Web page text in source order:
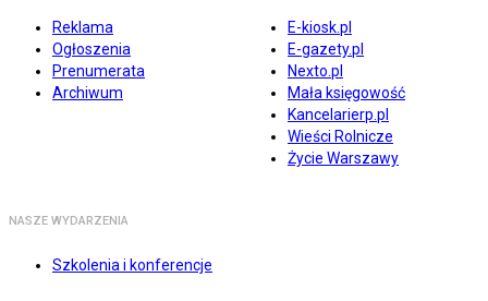
Reklama
Ogłoszenia
Prenumerata
Archiwum
E-kiosk.pl
E-gazety.pl
Nexto.pl
Mała księgowość
Kancelarierp.pl
Wieści Rolnicze
Życie Warszawy
NASZE WYDARZENIA
Szkolenia i konferencje